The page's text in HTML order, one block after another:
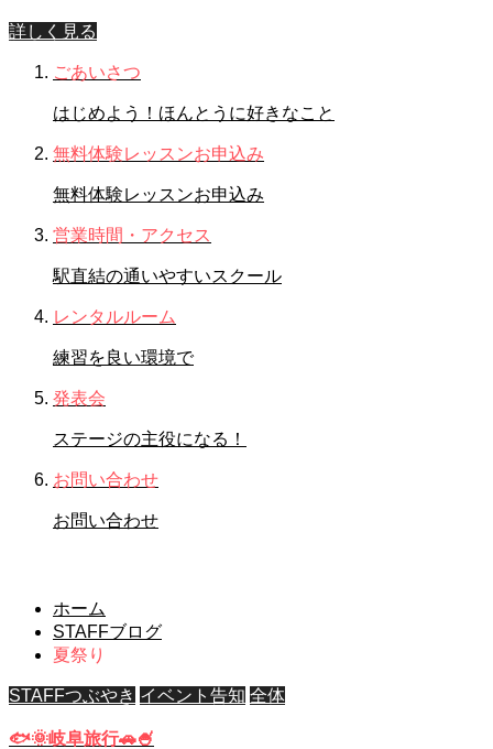
詳しく見る
ごあいさつ
はじめよう！ほんとうに好きなこと
無料体験レッスンお申込み
無料体験レッスンお申込み
営業時間・アクセス
駅直結の通いやすいスクール
レンタルルーム
練習を良い環境で
発表会
ステージの主役になる！
お問い合わせ
お問い合わせ
ホーム
STAFFブログ
夏祭り
STAFFつぶやき イベント告知 全体
🐟🌞岐阜旅行🚗🍧